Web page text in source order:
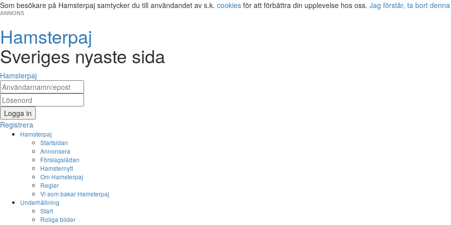
Som besökare på Hamsterpaj samtycker du till användandet av s.k. cookies för att förbättra din upplevelse hos oss. Jag förstår, ta bort
ANNONS
Hamsterpaj
Sveriges nyaste sida
Hamsterpaj
Logga in
Registrera
Hamsterpaj
Startsidan
Annonsera
Förslagslådan
Hamsternytt
Om Hamsterpaj
Regler
Vi som bakar Hamsterpaj
Underhållning
Start
Roliga bilder